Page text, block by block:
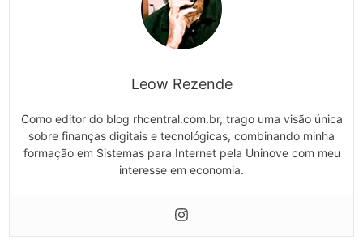
Leow Rezende
Como editor do blog rhcentral.com.br, trago uma visão única
sobre finanças digitais e tecnológicas, combinando minha
formação em Sistemas para Internet pela Uninove com meu
interesse em economia.